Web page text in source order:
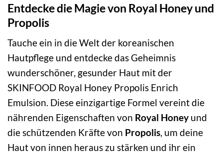
Entdecke die Magie von Royal Honey und
Propolis
Tauche ein in die Welt der koreanischen
Hautpflege und entdecke das Geheimnis
wunderschöner, gesunder Haut mit der
SKINFOOD Royal Honey Propolis Enrich
Emulsion. Diese einzigartige Formel vereint die
nährenden Eigenschaften von Royal Honey und
die schützenden Kräfte von Propolis, um deine
Haut von innen heraus zu stärken und ihr ein